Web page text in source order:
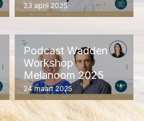
23 april 2025
Podcast Wadden
Workshop
Melanoom 2025
24 maart 2025